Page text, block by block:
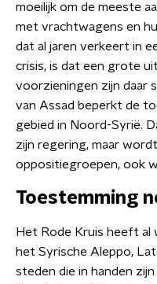
moeilijk om de meeste
met vrachtwagens en
dat al jaren verkeert in
crisis, is dat een grote
voorzieningen zijn daar
van Assad beperkt de
gebied in Noord-Syrië.
zijn regering, maar
oppositiegroepen, ook
Toestemming
Het Rode Kruis heeft al
het Syrische Aleppo,
steden die in handen